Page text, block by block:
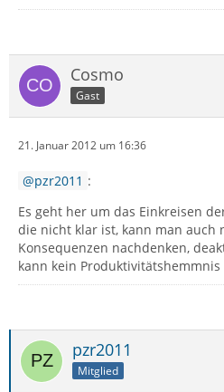
Cosmo
Gast
21. Januar 2012 um 16:36
pzr2011 :
Es geht her um das Einkreisen
die nicht klar ist, kann man auch
Konsequenzen nachdenken,
kann kein Produktivitätshemmnis
pzr2011
Mitglied